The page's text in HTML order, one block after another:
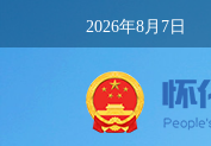
2026年8月7日